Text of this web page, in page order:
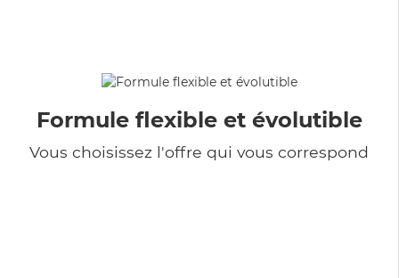
Formule flexible et évolutible
Vous choisissez l'offre qui vous correspond